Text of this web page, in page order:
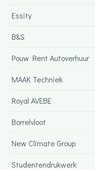
Essity
B&S
Pouw Rent Autoverhuur
MAAK Techniek
Royal AVEBE
Borrelvloot
New Climate Group
Studentendrukwerk